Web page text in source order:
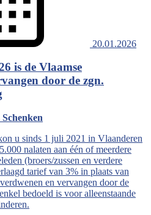
20.01.2026
is de Vlaamse
door de zgn.
u sinds 1 juli 2021 in Vlaanderen
nalaten aan één of meerdere
(broers/zussen en verdere
tarief van 3% in plaats van
en vervangen door de
bedoeld is voor alleenstaande